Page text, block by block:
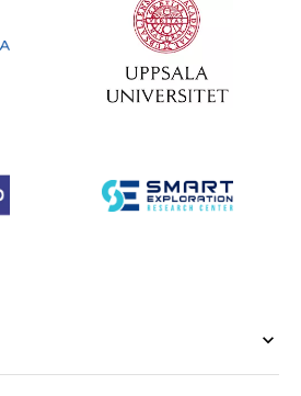
keyboard_arrow_down